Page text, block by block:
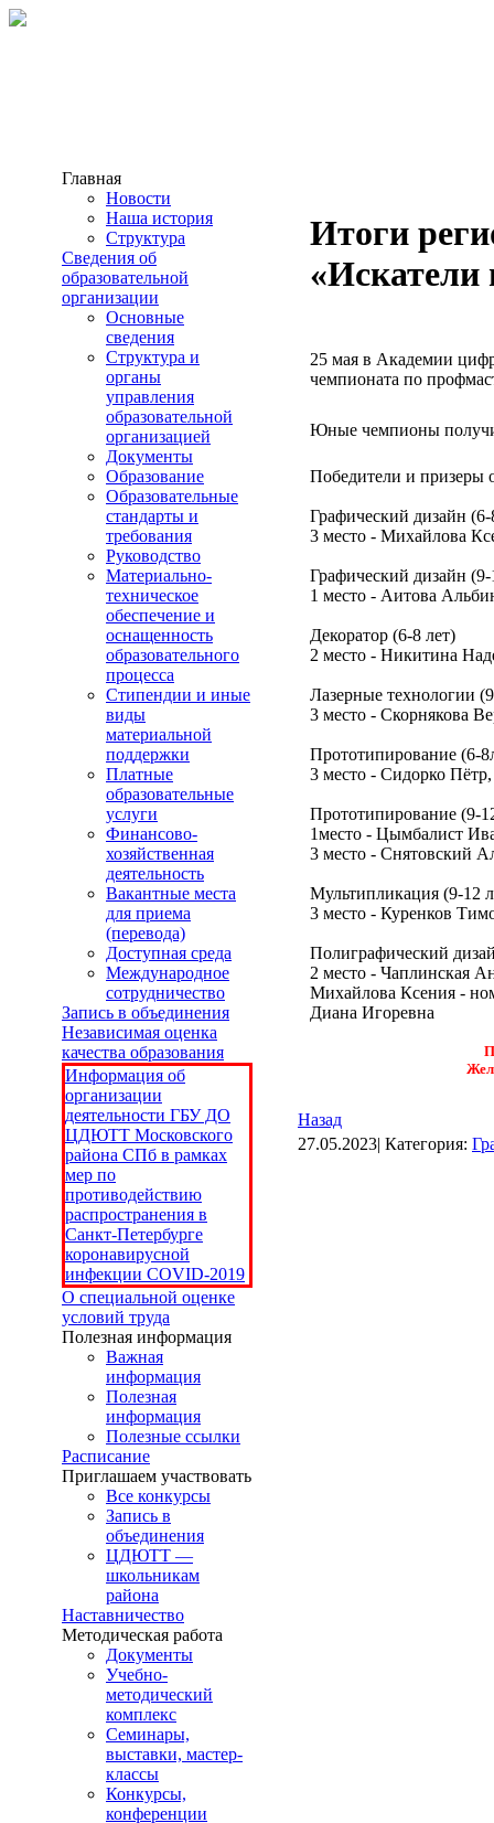
Главная
Новости
Наша история
Структура
Сведения об
образовательной
организации
Основные
сведения
Структура и
органы
управления
образовательной
организацией
Документы
Образование
Образовательные
стандарты и
требования
Руководство
Материально-
техническое
обеспечение и
оснащенность
образовательного
процесса
Стипендии и иные
виды
материальной
поддержки
Платные
образовательные
услуги
Финансово-
хозяйственная
деятельность
Вакантные места
для приема
(перевода)
Доступная среда
Международное
сотрудничество
Запись в объединения
Независимая оценка
качества образования
Информация об
организации
деятельности ГБУ ДО
ЦДЮТТ Московского
района СПб в рамках
мер по
противодействию
распространения в
Санкт-Петербурге
коронавирусной
инфекции COVID-2019
О специальной оценке
условий труда
Полезная информация
Важная
информация
Полезная
информация
Полезные ссылки
Расписание
Приглашаем участвовать
Все конкурсы
Запись в
объединения
ЦДЮТТ —
школьникам
района
Наставничество
Методическая работа
Документы
Учебно-
методический
комплекс
Семинары,
выставки, мастер-
классы
Конкурсы,
конференции
Итоги
«Искатели
25 мая в Академии
чемпионата по
Юные чемпионы
Победители и призеры
Графический дизайн (6-
3 место - Михайлова
Графический дизайн (9-
1 место - Аитова
Декоратор (6-8 лет)
2 место - Никитина
Лазерные технологии
3 место - Скорнякова
Прототипирование (6-
3 место - Сидорко
Прототипирование (9-
1место - Цымбалист
3 место - Снятовский
Мультипликация (9-12
3 место - Куренков
Полиграфический
2 место - Чаплинская
Михайлова Ксения -
Диана Игоревна
Назад
27.05.2023| Категория: